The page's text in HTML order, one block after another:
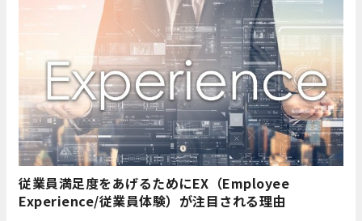
従業員満足度をあげるためにEX（Employee
Experience/従業員体験）が注目される理由